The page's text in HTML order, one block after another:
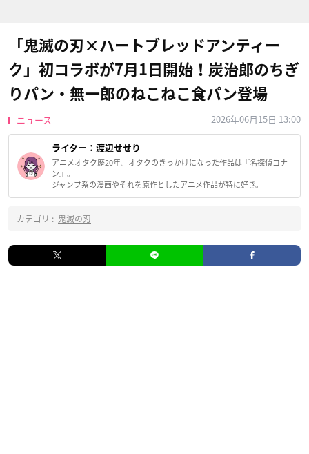
「鬼滅の刃×ハートブレッドアンティー
ク」初コラボが7月1日開始！炭治郎のちぎ
りパン・無一郎のねこねこ食パン登場
ニュース 2026年06月15日 13:00
ライター： 渡辺せせり
アニメオタク歴20年。オタクのきっかけになった作品は『名探偵コナ
ン』。
ジャンプ系の漫画やそれを原作としたアニメ作品が特に好き。
カテゴリ : 鬼滅の刃